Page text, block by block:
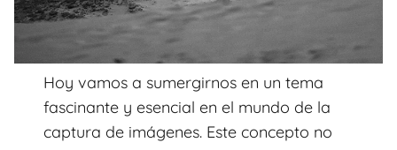
Hoy vamos a sumergirnos en un tema
fascinante y esencial en el mundo de la
captura de imágenes. Este concepto no